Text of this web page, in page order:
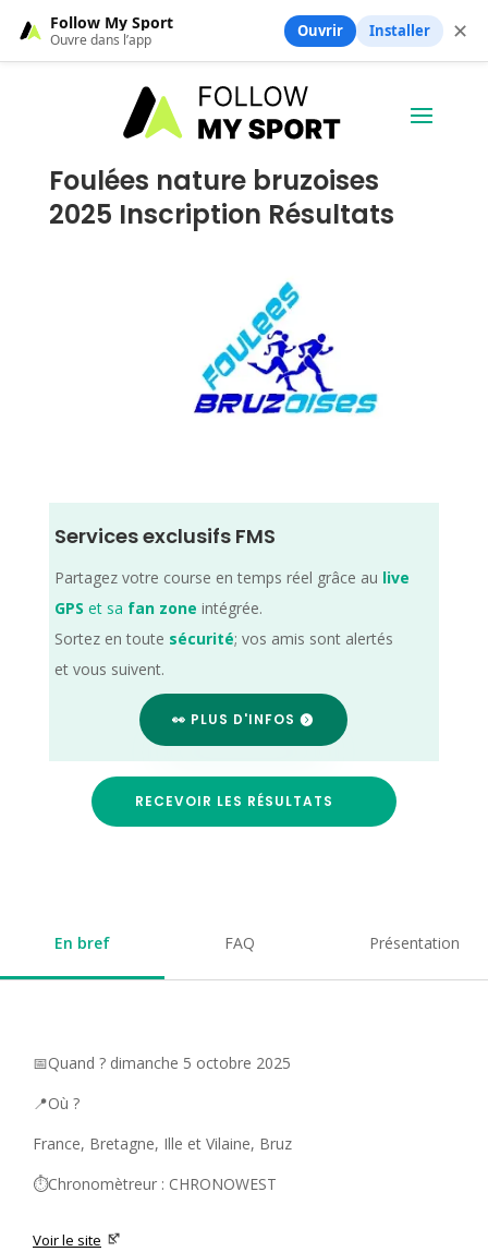
Foulées nature bruzoises
2025 Inscription Résultats
Services exclusifs FMS
Partagez votre course en temps réel grâce au live
GPS et sa fan zone intégrée.
Sortez en toute sécurité; vos amis sont alertés
et vous suivent.
👀 PLUS D'INFOS
RECEVOIR LES RÉSULTATS
En bref FAQ Présentation
📅Quand ? dimanche 5 octobre 2025
📍Où ?
France, Bretagne, Ille et Vilaine, Bruz
⏱️Chronomètreur : CHRONOWEST
Voir le site
Follow My Sport
Ouvre dans l’app Ouvrir Installer ✕